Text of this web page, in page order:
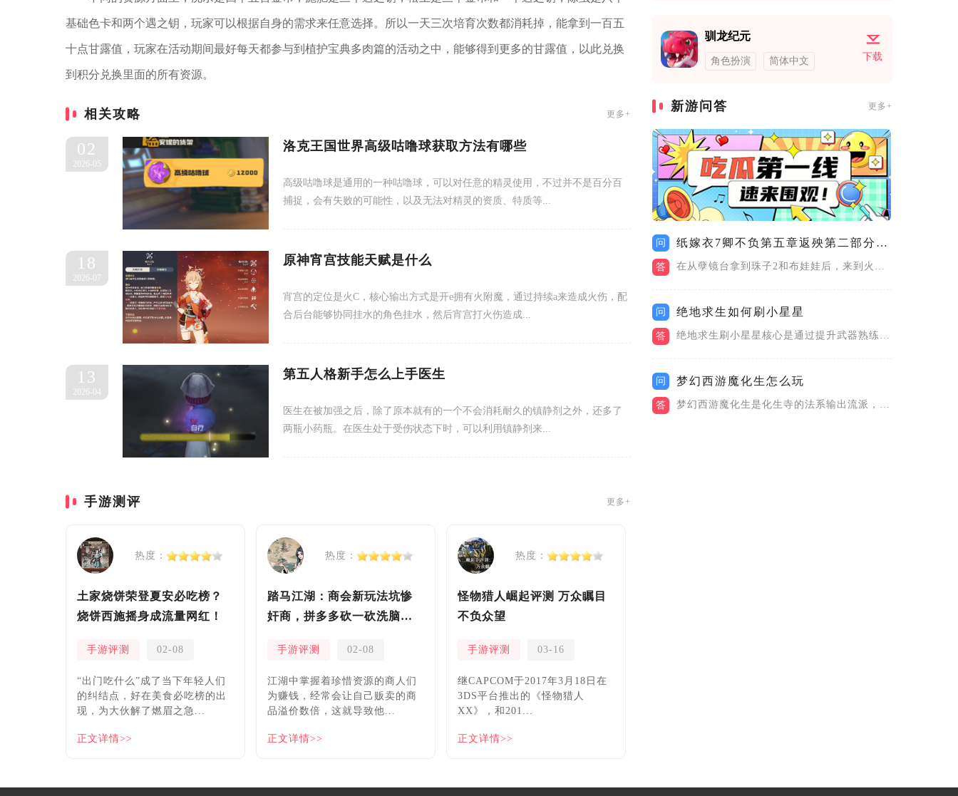
基础色卡和两个遇之钥，玩家可以根据自身的需求来任意选择。所以一天三次培育次数都消耗掉，能拿到一百五
十点甘露值，玩家在活动期间最好每天都参与到植护宝典多肉篇的活动之中，能够得到更多的甘露值，以此兑换
到积分兑换里面的所有资源。
相关攻略 更多+
02
2026-05
洛克王国世界高级咕噜球获取方法有哪些
高级咕噜球是通用的一种咕噜球，可以对任意的精灵使用，不过并不是百分百
捕捉，会有失败的可能性，以及无法对精灵的资质、特质等...
18
2026-07
原神宵宫技能天赋是什么
宵宫的定位是火C，核心输出方式是开e拥有火附魔，通过持续a来造成火伤，配
合后台能够协同挂水的角色挂水，然后宵宫打火伤造成...
13
2026-04
第五人格新手怎么上手医生
医生在被加强之后，除了原本就有的一个不会消耗耐久的镇静剂之外，还多了
两瓶小药瓶。在医生处于受伤状态下时，可以利用镇静剂来...
手游测评 更多+
热度：
土家烧饼荣登夏安必吃榜？
烧饼西施摇身成流量网红！
手游评测 02-08
“出门吃什么”成了当下年轻人们
的纠结点，好在美食必吃榜的出
现，为大伙解了燃眉之急...
正文详情>>
热度：
踏马江湖：商会新玩法坑惨
奸商，拼多多砍一砍洗脑夏
手游评测 02-08
​江湖中掌握着珍惜资源的商人们
为赚钱，经常会让自己贩卖的商
品溢价数倍，这就导致他...
正文详情>>
热度：
怪物猎人崛起评测 万众瞩目
不负众望
手游评测 03-16
继CAPCOM于2017年3月18日在
3DS平台推出的《怪物猎人
XX》，和201...
正文详情>>
驯龙纪元
角色扮演 简体中文 下载
新游问答 更多+
问 纸嫁衣7卿不负第五章返殃第二部分怎么过
答 在从孽镜台拿到珠子2和布娃娃后，来到火海用大夹子夹起锅内纸人...
问 绝地求生如何刷小星星
答 绝地求生刷小星星核心是通过提升武器熟练度、完成赛季任务、高效...
问 梦幻西游魔化生怎么玩
答 梦幻西游魔化生是化生寺的法系输出流派，以高爆发群秒、兼顾治疗...